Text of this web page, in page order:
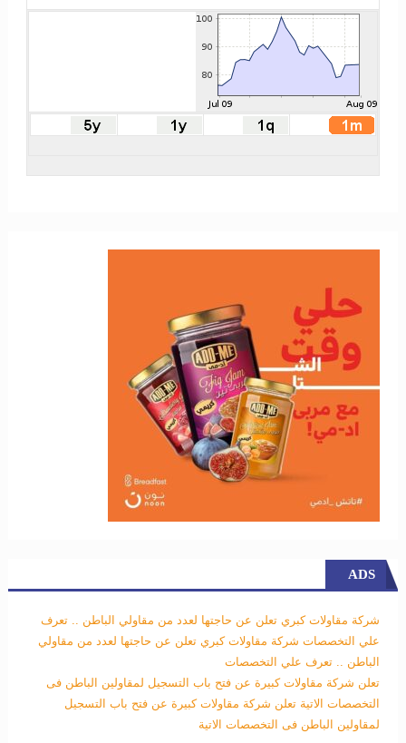
ADS
شركة مقاولات كبري تعلن عن حاجتها لعدد من مقاولي الباطن .. تعرف
علي التخصصات شركة مقاولات كبري تعلن عن حاجتها لعدد من مقاولي
الباطن .. تعرف علي التخصصات
تعلن شركة مقاولات كبيرة عن فتح باب التسجيل لمقاولين الباطن فى
التخصصات الاتية تعلن شركة مقاولات كبيرة عن فتح باب التسجيل
لمقاولين الباطن فى التخصصات الاتية